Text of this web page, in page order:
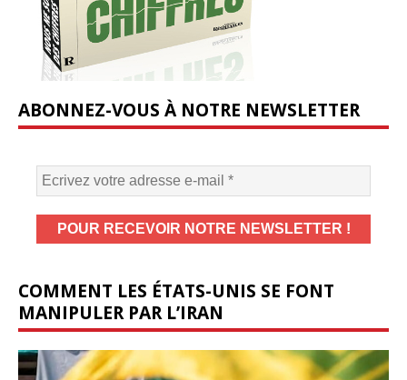
ABONNEZ-VOUS À NOTRE NEWSLETTER
COMMENT LES ÉTATS-UNIS SE FONT
MANIPULER PAR L’IRAN